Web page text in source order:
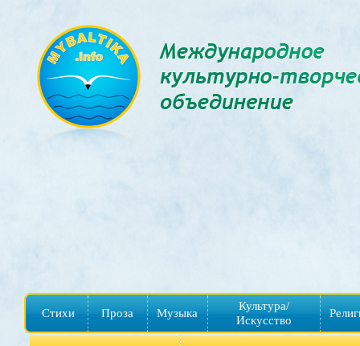
Стихи Проза Музыка
Культура/
Искусство